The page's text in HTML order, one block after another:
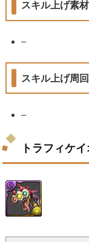
スキル上げ素材
–
スキル上げ周
–
トラフィケ